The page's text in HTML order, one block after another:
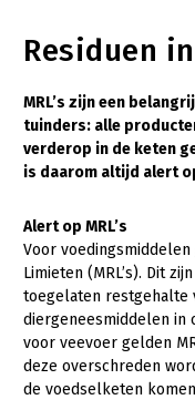
Toekomstvisie
Goed eten
Mooi groen
Transitiepaden
Thema’s
Gezonde planten
Gezonde dieren
Natuur, klimaat en
Residuen
MRL’s zijn een
tuinders: alle
verderop in de keten
is daarom altijd alert
Alert op MRL’s
Voor voedingsmiddelen
Limieten (MRL’s). Dit
toegelaten restgehalte
diergeneesmiddelen in
voor veevoer gelden
deze overschreden
de voedselketen